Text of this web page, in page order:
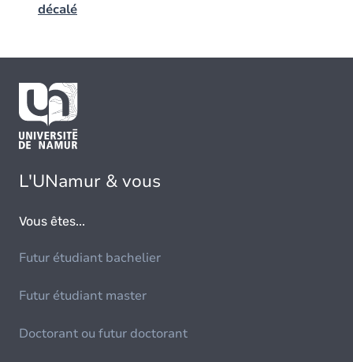
décalé
L'UNamur & vous
Vous êtes...
Futur étudiant bachelier
Futur étudiant master
Doctorant ou futur doctorant